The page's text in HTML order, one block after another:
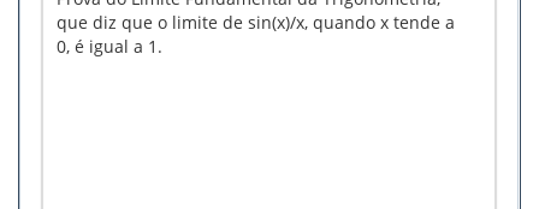
que diz que o limite de sin(x)/x, quando x tende a
0, é igual a 1.